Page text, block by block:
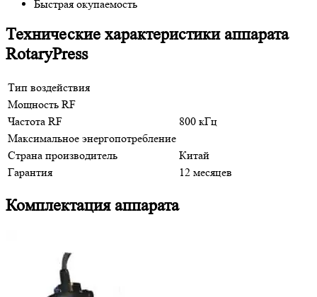
Быстрая окупаемость
Технические характеристики аппарата
RotaryPress
Тип воздействия
Мощность RF
Частота RF
800 кГц
Максимальное энергопотребление
Страна производитель
Китай
Гарантия
12 месяцев
Комплектация аппарата